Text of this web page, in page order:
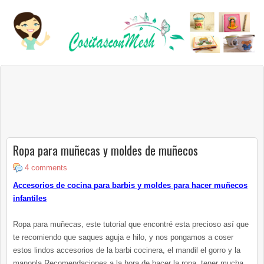
Ropa para muñecas y moldes de muñecos
4 comments
Accesorios de cocina para barbis y moldes para hacer muñecos
infantiles
Ropa para muñecas, este tutorial que encontré esta precioso así que
te recomiendo que saques aguja e hilo, y nos pongamos a coser
estos lindos accesorios de la barbi cocinera, el mandil el gorro y la